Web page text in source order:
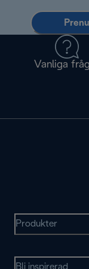
Vanliga
Produkter
Bli inspirerad